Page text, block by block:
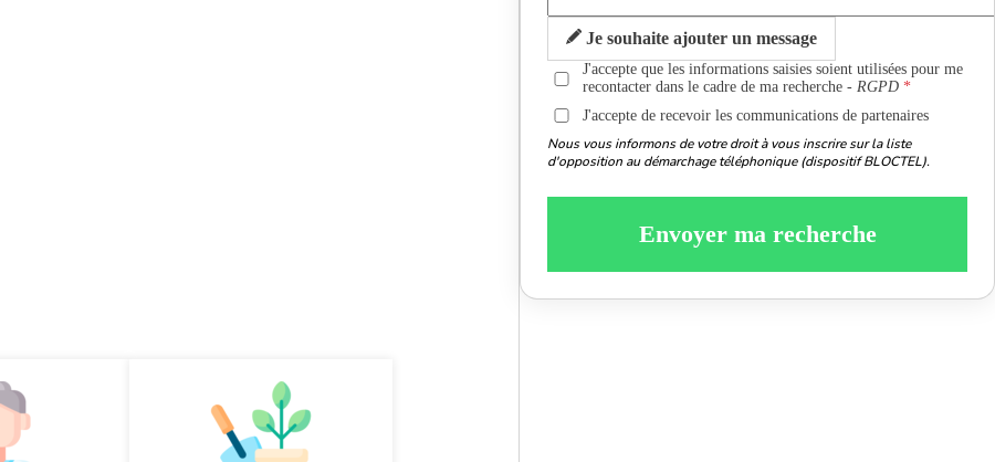
Je souhaite ajouter un message
J'accepte que les informations saisies soient utilisées pour me
recontacter dans le cadre de ma recherche -RGPD
J'accepte de recevoir les communications de partenaires
Nous vous informons de votre droit à vous inscrire sur la liste
d'opposition au démarchage téléphonique (dispositif BLOCTEL).
Envoyer ma recherche